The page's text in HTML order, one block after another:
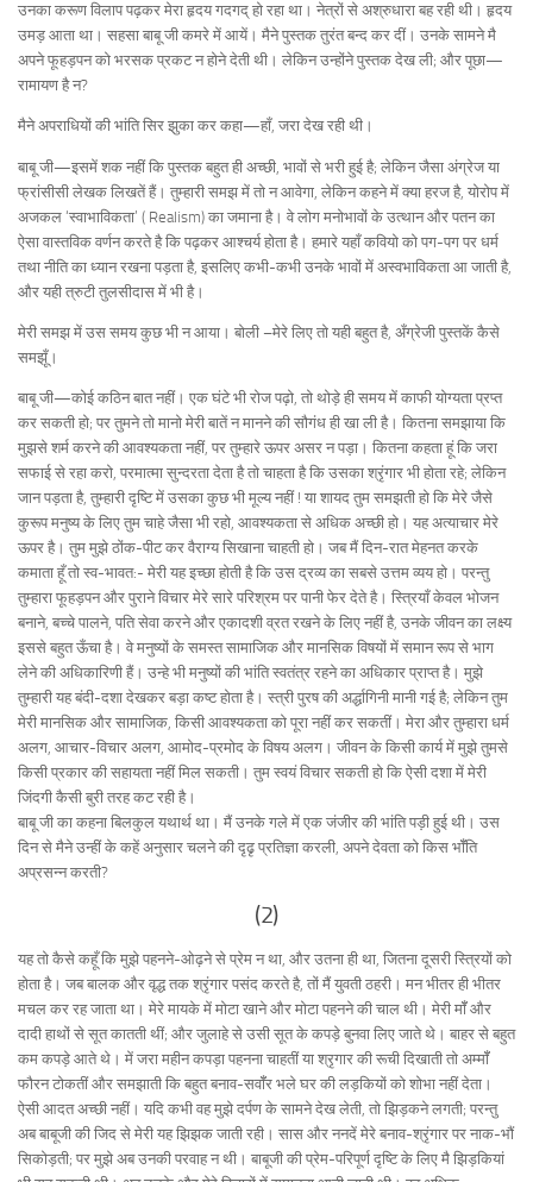
उनका करूण विलाप पढ़कर मेरा हृदय गदगद् हो रहा था। नेत्रों से अश्रुधारा बह रही थी। हृदय
उमड़ आता था। सहसा बाबू जी कमरे में आयें। मैने पुस्तक तुरंत बन्द कर दीं। उनके सामने मै
अपने फूहड़पन को भरसक प्रकट न होने देती थी। लेकिन उन्होंने पुस्तक देख ली; और पूछा—
रामायण है न?
मैने अपराधियों की भांति सिर झुका कर कहा—हाँ, जरा देख रही थी।
बाबू जी—इसमें शक नहीं कि पुस्तक बहुत ही अच्छी, भावों से भरी हुई है; लेकिन जैसा अंग्रेज या
फ्रांसीसी लेखक लिखतें हैं। तुम्हारी समझ में तो न आवेगा, लेकिन कहने में क्या हरज है, योरोप में
अजकल ‘स्वाभाविकता’ ( Realism) का जमाना है। वे लोग मनोभावों के उत्थान और पतन का
ऐसा वास्तविक वर्णन करते है कि पढ़कर आश्चर्य होता है। हमारे यहाँ कवियो को पग-पग पर धर्म
तथा नीति का ध्यान रखना पड़ता है, इसलिए कभी-कभी उनके भावों में अस्वभाविकता आ जाती है,
और यही त्रुटी तुलसीदास में भी है।
मेरी समझ में उस समय कुछ भी न आया। बोली –मेरे लिए तो यही बहुत है, अँग्रेजी पुस्तकें कैसे
समझूँ।
बाबू जी—कोई कठिन बात नहीं। एक घंटे भी रोज पढ़ो, तो थोड़े ही समय में काफी योग्यता प्रप्त
कर सकती हो; पर तुमने तो मानो मेरी बातें न मानने की सौगंध ही खा ली है। कितना समझाया कि
मुझसे शर्म करने की आवश्यकता नहीं, पर तुम्हारे ऊपर असर न पड़ा। कितना कहता हूं कि जरा
सफाई से रहा करो, परमात्मा सुन्दरता देता है तो चाहता है कि उसका श्रृंगार भी होता रहे; लेकिन
जान पड़ता है, तुम्हारी दृष्टि में उसका कुछ भी मूल्य नहीं ! या शायद तुम समझती हो कि मेरे जैसे
कुरूप मनुष्य के लिए तुम चाहे जैसा भी रहो, आवश्यकता से अधिक अच्छी हो। यह अत्याचार मेरे
ऊपर है। तुम मुझे ठोंक-पीट कर वैराग्य सिखाना चाहती हो। जब मैं दिन-रात मेहनत करके
कमाता हूँ तो स्व-भावत:- मेरी यह इच्छा होती है कि उस द्रव्य का सबसे उत्तम व्यय हो। परन्तु
तुम्हारा फूहड़पन और पुराने विचार मेरे सारे परिश्रम पर पानी फेर देते है। स्त्रियाँ केवल भोजन
बनाने, बच्चे पालने, पति सेवा करने और एकादशी व्रत रखने के लिए नहीं है, उनके जीवन का लक्ष्य
इससे बहुत ऊँचा है। वे मनुष्यों के समस्त सामाजिक और मानसिक विषयों में समान रूप से भाग
लेने की अधिकारिणी हैं। उन्हे भी मनुष्यों की भांति स्वतंत्र रहने का अधिकार प्राप्त है। मुझे
तुम्हारी यह बंदी-दशा देखकर बड़ा कष्ट होता है। स्त्री पुरष की अर्द्धागिनी मानी गई है; लेकिन तुम
मेरी मानसिक और सामाजिक, किसी आवश्यकता को पूरा नहीं कर सकतीं। मेरा और तुम्हारा धर्म
अलग, आचार-विचार अलग, आमोद-प्रमोद के विषय अलग। जीवन के किसी कार्य में मुझे तुमसे
किसी प्रकार की सहायता नहीं मिल सकती। तुम स्वयं विचार सकती हो कि ऐसी दशा में मेरी
जिंदगी कैसी बुरी तरह कट रही है।
बाबू जी का कहना बिलकुल यथार्थ था। मैं उनके गले में एक जंजीर की भांति पड़ी हुई थी। उस
दिन से मैने उन्हीं के कहें अनुसार चलने की दृढृ प्रतिज्ञा करली, अपने देवता को किस भॉँति
अप्रसन्न करती?
(2)
यह तो कैसे कहूँ कि मुझे पहनने-ओढ़ने से प्रेम न था, और उतना ही था, जितना दूसरी स्त्रियों को
होता है। जब बालक और वृद्ध तक श्रृंगार पसंद करते है, तों मैं युवती ठहरी। मन भीतर ही भीतर
मचल कर रह जाता था। मेरे मायके में मोटा खाने और मोटा पहनने की चाल थी। मेरी मॉँ और
दादी हाथों से सूत कातती थीं; और जुलाहे से उसी सूत के कपड़े बुनवा लिए जाते थे। बाहर से बहुत
कम कपड़े आते थे। में जरा महीन कपड़ा पहनना चाहतीं या श्रृगार की रूची दिखाती तो अम्मॉँ
फौरन टोकतीं और समझाती कि बहुत बनाव-सवॉँर भले घर की लड़कियों को शोभा नहीं देता।
ऐसी आदत अच्छी नहीं। यदि कभी वह मुझे दर्पण के सामने देख लेती, तो झिड़कने लगती; परन्तु
अब बाबूजी की जिद से मेरी यह झिझक जाती रही। सास और ननदें मेरे बनाव-श्रृंगार पर नाक-भौं
सिकोड़ती; पर मुझे अब उनकी परवाह न थी। बाबूजी की प्रेम-परिपूर्ण दृष्टि के लिए मै झिड़कियां